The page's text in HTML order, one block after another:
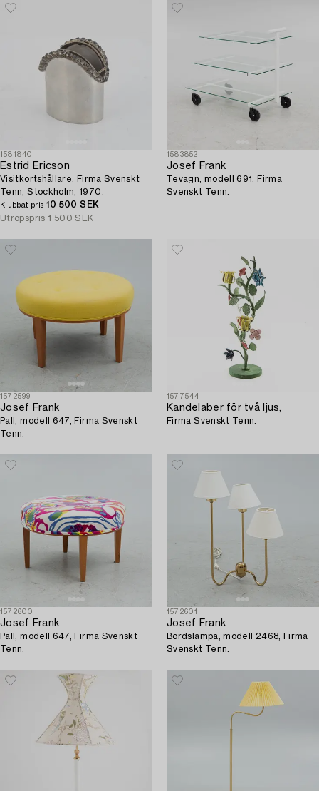
1581840
Estrid Ericson
Visitkortshållare, Firma Svenskt
Tenn, Stockholm, 1970.
Klubbat pris 10 500 SEK
Utropspris 1 500 SEK
1583852
Josef Frank
Tevagn, modell 691, Firma
Svenskt Tenn.
1572599
Josef Frank
Pall, modell 647, Firma Svenskt
Tenn.
1577544
Kandelaber för två ljus,
Firma Svenskt Tenn.
1572600
Josef Frank
Pall, modell 647, Firma Svenskt
Tenn.
1572601
Josef Frank
Bordslampa, modell 2468, Firma
Svenskt Tenn.